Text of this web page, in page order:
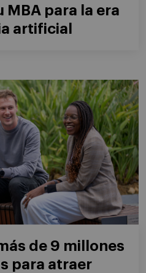
MBA para la era
artificial
de 9 millones
para atraer